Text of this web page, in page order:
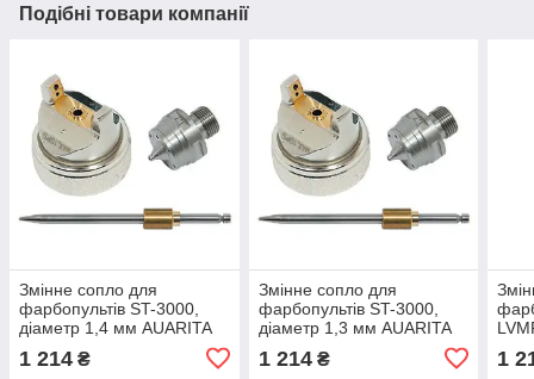
Подібні товари компанії
Змінне сопло для
фарбопультів ST-3000,
діаметр 1,4 мм AUARITA
1 214 ₴
Змінне сопло для
фарбопультів ST-3000,
діаметр 1,3 мм AUARITA
1 214₴ 1